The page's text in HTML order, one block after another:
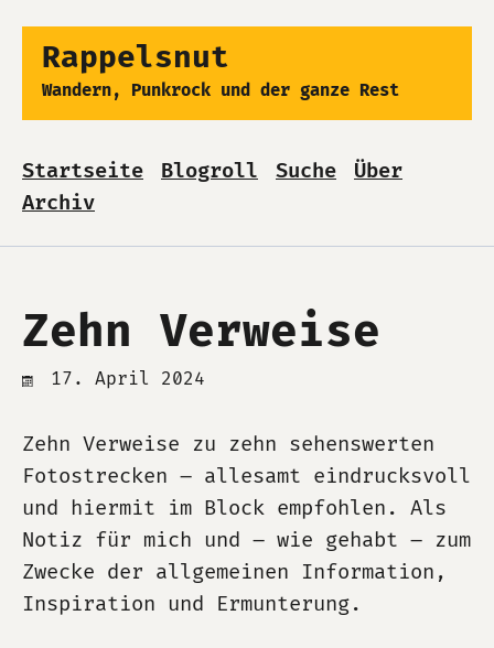
Rappelsnut
Wandern, Punkrock und der ganze Rest
Startseite Blogroll Suche
Über
Archiv
Zehn Verweise
17. April 2024
Zehn Verweise zu zehn sehenswerten
Fotostrecken – allesamt eindrucksvoll
und hiermit im Block empfohlen. Als
Notiz für mich und – wie gehabt – zum
Zwecke der allgemeinen Information,
Inspiration und Ermunterung.